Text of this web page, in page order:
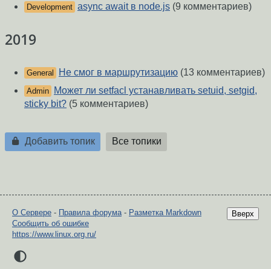
Development async await в node.js (9 комментариев)
2019
General Не смог в маршрутизацию (13 комментариев)
Admin
Может ли setfacl устанавливать setuid, setgid,
sticky bit? (5 комментариев)
Добавить топик Все топики
Вверх
О Сервере - Правила форума- Разметка Markdown
Сообщить об ошибке
https://www.linux.org.ru/